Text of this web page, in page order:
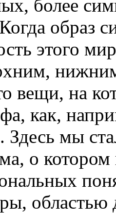
более
образ
этого
вещи, на
как,
Здесь мы
о